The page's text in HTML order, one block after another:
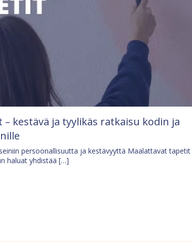
kestävä ja tyylikäs ratkaisu kodin ja
persoonallisuutta ja kestävyyttä Maalattavat
haluat yhdistää […]